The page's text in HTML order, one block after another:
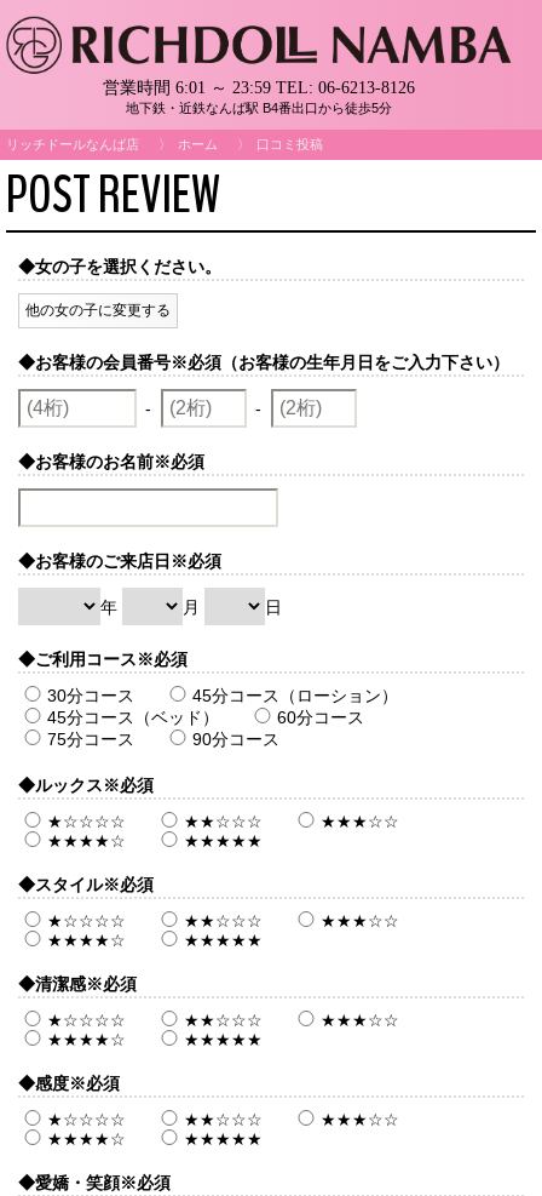
営業時間 6:01 ～ 23:59 TEL: 06-6213-8126
地下鉄・近鉄なんば駅 B4番出口から徒歩5分
リッチドールなんば店 ホーム 口コミ投稿
POST REVIEW
◆女の子を選択ください。
他の女の子に変更する
◆お客様の会員番号※必須（お客様の生年月日をご入力下さい）
- -
◆お客様のお名前※必須
◆お客様のご来店日 ※必須
年 月 日
◆ご利用コース※必須
30分コース
45分コース（ローション）
45分コース（ベッド）
60分コース
75分コース
90分コース
◆ルックス※必須
★☆☆☆☆
★★☆☆☆
★★★☆☆
★★★★☆
★★★★★
◆スタイル※必須
★☆☆☆☆
★★☆☆☆
★★★☆☆
★★★★☆
★★★★★
◆清潔感※必須
★☆☆☆☆
★★☆☆☆
★★★☆☆
★★★★☆
★★★★★
◆感度※必須
★☆☆☆☆
★★☆☆☆
★★★☆☆
★★★★☆
★★★★★
◆愛嬌・笑顔※必須